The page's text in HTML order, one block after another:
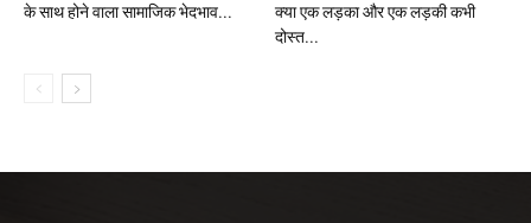
के साथ होने वाला सामाजिक भेदभाव...
क्या एक लड़का और एक लड़की कभी
दोस्त...